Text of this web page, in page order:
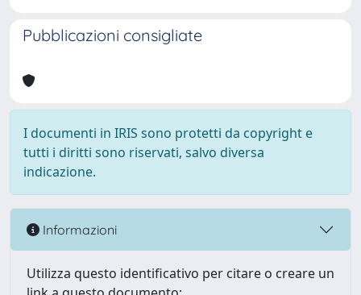
Pubblicazioni consigliate
I documenti in IRIS sono protetti da copyright e
tutti i diritti sono riservati, salvo diversa
indicazione.
Informazioni
Utilizza questo identificativo per citare o creare un